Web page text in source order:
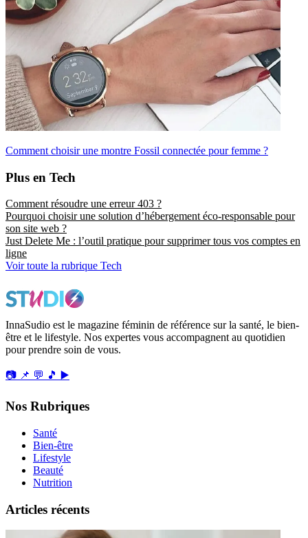
Comment choisir une montre Fossil connectée pour femme ?
Plus en Tech
Comment résoudre une erreur 403 ?
Pourquoi choisir une solution d’hébergement éco-responsable pour
son site web ?
Just Delete Me : l’outil pratique pour supprimer tous vos comptes en
ligne
Voir toute la rubrique Tech
InnaSudio est le magazine féminin de référence sur la santé, le bien-
être et le lifestyle. Nos expertes vous accompagnent au quotidien
pour prendre soin de vous.
📷 📌 💬 🎵 ▶️
Nos Rubriques
Santé
Bien-être
Lifestyle
Beauté
Nutrition
Articles récents